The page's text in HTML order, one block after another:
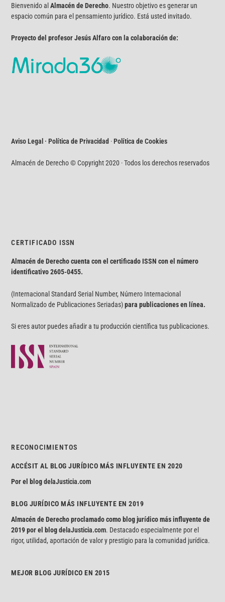
Bienvenido alAlmacén de Derecho. Nuestro objetivo es generar un
espacio común para el pensamiento jurídico. Está usted invitado.
Proyecto del profesor Jesús Alfaro con la colaboración de:
Aviso Legal · Política de Privacidad ·Política de Cookies
Almacén de Derecho © Copyright 2020 · Todos los derechos reservados
CERTIFICADO ISSN
Almacén de Derecho cuenta con el certificado ISSN con el número
identificativo2605-0455.
(Internacional Standard Serial Number, Número Internacional
Normalizado de Publicaciones Seriadas)para publicaciones en línea.
Si eres autor puedes añadir a tu producción científica tus publicaciones.
RECONOCIMIENTOS
ACCÉSIT AL BLOG JURÍDICO MÁS INFLUYENTE EN 2020
Por el blogdelaJusticia.com
BLOG JURÍDICO MÁS INFLUYENTE EN 2019
Almacén de Derecho proclamado como blog jurídico más influyente de
2019 por el blogdelaJusticia.com. Destacado especialmente por el
rigor, utilidad, aportación de valor y prestigio para la comunidad jurídica.
MEJOR BLOG JURÍDICO EN 2015